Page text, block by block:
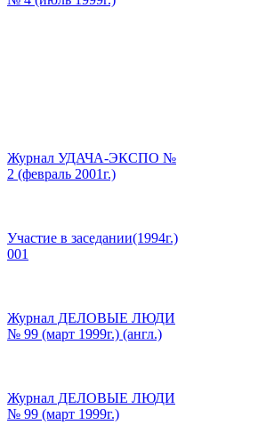
Журнал УДАЧА-ЭКСПО №
2 (февраль 2001г.)
Участие в заседании(1994г.)
001
Журнал ДЕЛОВЫЕ ЛЮДИ
№ 99 (март 1999г.) (англ.)
Журнал ДЕЛОВЫЕ ЛЮДИ
№ 99 (март 1999г.)